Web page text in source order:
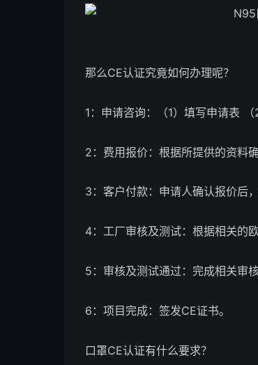
那么CE认证究竟如何办理呢？
1：申请咨询：（1）填写申请表
2：费用报价：根据所提供的资料
3：客户付款：申请人确认报价后
4：工厂审核及测试：根据相关的
5：审核及测试通过：完成相关审
6：项目完成：签发CE证书。
口罩CE认证有什么要求？